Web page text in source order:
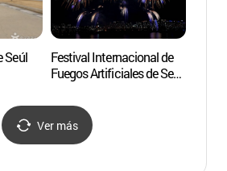
Seúl
Festival Internacional de
Fuegos Artificiales de Seúl
함께하는
서울세계불꽃축제)
Ver más